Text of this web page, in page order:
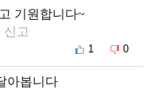
기원합니다~
신고
1 0
아봅니다